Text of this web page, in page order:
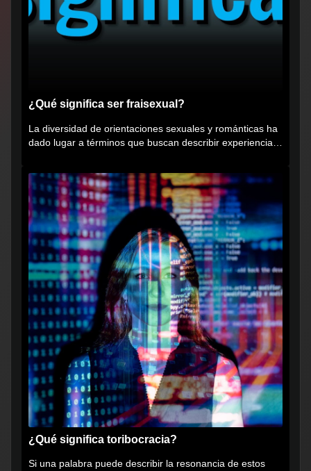
¿Qué significa ser fraisexual?
La diversidad de orientaciones sexuales y románticas ha
dado lugar a términos que buscan describir experiencias
¿Qué significa toribocracia?
Si una palabra puede describir la resonancia de estos